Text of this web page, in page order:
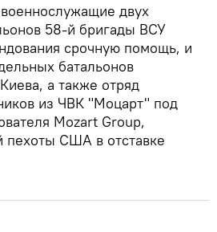
двух
58-й бригады ВСУ
срочную помощь, и
батальонов
а также отряд
из ЧВК "Моцарт" под
Mozart Group,
пехоты США в отставке